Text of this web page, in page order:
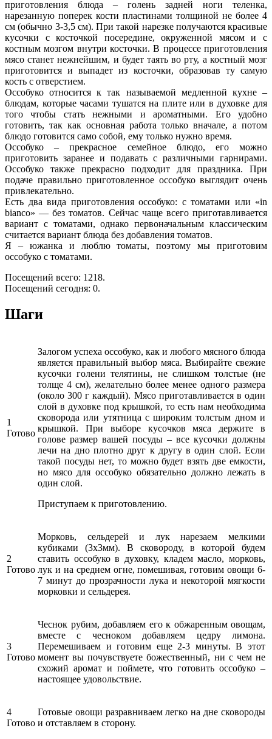
приготовления блюда – голень задней ноги теленка,
нарезанную поперек кости пластинами толщиной не более 4
см (обычно 3-3,5 см). При такой нарезке получаются красивые
кусочки с косточкой посередине, окруженной мясом и с
костным мозгом внутри косточки. В процессе приготовления
мясо станет нежнейшим, и будет таять во рту, а костный мозг
приготовится и выпадет из косточки, образовав ту самую
кость с отверстием.
Оссобуко относится к так называемой медленной кухне –
блюдам, которые часами тушатся на плите или в духовке для
того чтобы стать нежными и ароматными. Его удобно
готовить, так как основная работа только вначале, а потом
блюдо готовится само собой, ему только нужно время.
Оссобуко – прекрасное семейное блюдо, его можно
приготовить заранее и подавать с различными гарнирами.
Оссобуко также прекрасно подходит для праздника. При
подаче правильно приготовленное осcобуко выглядит очень
привлекательно.
Есть два вида приготовления оссобуко: с томатами или «in
bianco» — без томатов. Сейчас чаще всего приготавливается
вариант с томатами, однако первоначальным классическим
считается вариант блюда без добавления томатов.
Я – южанка и люблю томаты, поэтому мы приготовим
оссобуко с томатами.
Посещений всего: 1218.
Посещений сегодня: 0.
Шаги
1
Готово
Залогом успеха оссобуко, как и любого мясного блюда
является правильный выбор мяса. Выбирайте свежие
кусочки голени телятины, не слишком толстые (не
толще 4 см), желательно более менее одного размера
(около 300 г каждый). Мясо приготавливается в один
слой в духовке под крышкой, то есть нам необходима
сковорода или утятница с широким толстым дном и
крышкой. При выборе кусочков мяса держите в
голове размер вашей посуды – все кусочки должны
лечи на дно плотно друг к другу в один слой. Если
такой посуды нет, то можно будет взять две емкости,
но мясо для оссобуко обязательно должно лежать в
один слой.
Приступаем к приготовлению.
2
Готово
Морковь, сельдерей и лук нарезаем мелкими
кубиками (3х3мм). В сковороду, в которой будем
ставить оссобуко в духовку, кладем масло, морковь,
лук и на среднем огне, помешивая, готовим овощи 6-
7 минут до прозрачности лука и некоторой мягкости
морковки и сельдерея.
3
Готово
Чеснок рубим, добавляем его к обжаренным овощам,
вместе с чесноком добавляем цедру лимона.
Перемешиваем и готовим еще 2-3 минуты. В этот
момент вы почувствуете божественный, ни с чем не
схожий аромат и поймете, что готовить оссобуко –
настоящее удовольствие.
4
Готово
Готовые овощи разравниваем легко на дне сковороды
и отставляем в сторону.